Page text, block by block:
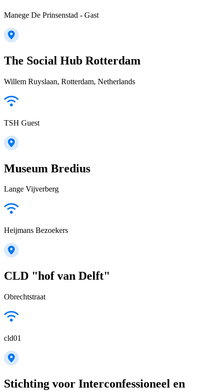
Manege De Prinsenstad - Gast
The Social Hub Rotterdam
Willem Ruyslaan, Rotterdam, Netherlands
TSH Guest
Museum Bredius
Lange Vijverberg
Heijmans Bezoekers
CLD "hof van Delft"
Obrechtstraat
cld01
Stichting voor Interconfessioneel en